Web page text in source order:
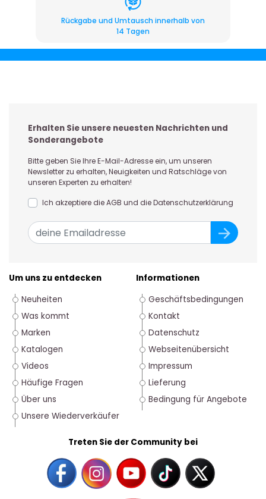
Rückgabe und Umtausch innerhalb von
14 Tagen
Erhalten Sie unsere neuesten Nachrichten und
Sonderangebote
Bitte geben Sie Ihre E-Mail-Adresse ein, um unseren
Newsletter zu erhalten, Neuigkeiten und Ratschläge von
unseren Experten zu erhalten!
Ich akzeptiere die AGB und die Datenschutzerklärung
Um uns zu entdecken
Neuheiten
Was kommt
Marken
Katalogen
Videos
Häufige Fragen
Über uns
Unsere Wiederverkäufer
Treten Sie der Community bei
Informationen
Geschäftsbedingungen
Kontakt
Datenschutz
Webseitenübersicht
Impressum
Lieferung
Bedingung für Angebote